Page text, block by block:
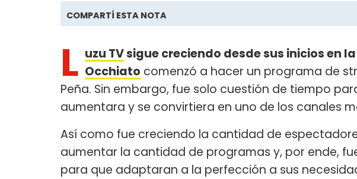
COMPARTÍ ESTA NOTA
L uzu TVsigue creciendo desde sus inicios en
Occhiato comenzó a hacer un programa de
Peña. Sin embargo, fue solo cuestión de tiempo
aumentara y se convirtiera en uno de los canales
Así como fue creciendo la cantidad de
aumentar la cantidad de programas y, por ende,
para que adaptaran a la perfección a sus